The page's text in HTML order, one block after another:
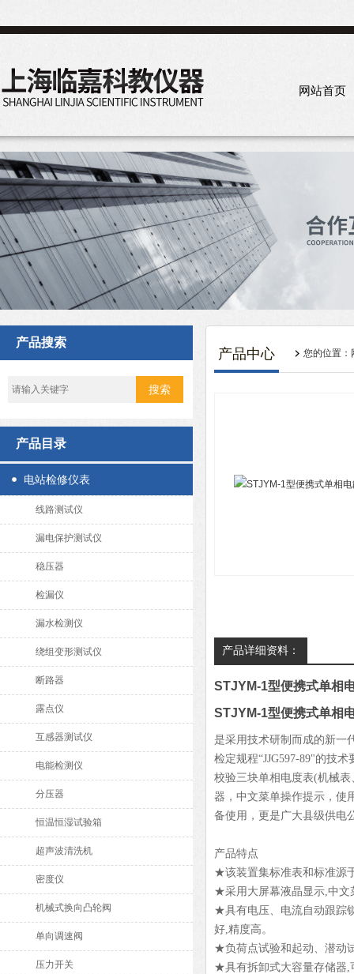
网站首页
产品搜索
产品目录
电站检修仪表
线路测试仪
漏电保护测试仪
稳压器
检漏仪
漏水检测仪
绕组变形测试仪
断路器
露点仪
互感器测试仪
电能检测仪
分压器
恒温恒湿试验箱
超声波清洗机
密度仪
机械式换向凸轮阀
单向调速阀
压力开关
产品中心 您的位置：
产品详细资料：
STJYM-1型便携式单相
STJYM-1型便携式单相
是采用技术研制而成的新一
检定规程“JJG597-89"的技
校验三块单相电度表(机械
器，中文菜单操作提示，使
备使用，更是广大县级供电
产品特点
★该装置集标准表和标准源
★采用大屏幕液晶显示,中文
★具有电压、电流自动跟踪
好,精度高。
★负荷点试验和起动、潜动
★具有拆卸式大容量存储器,